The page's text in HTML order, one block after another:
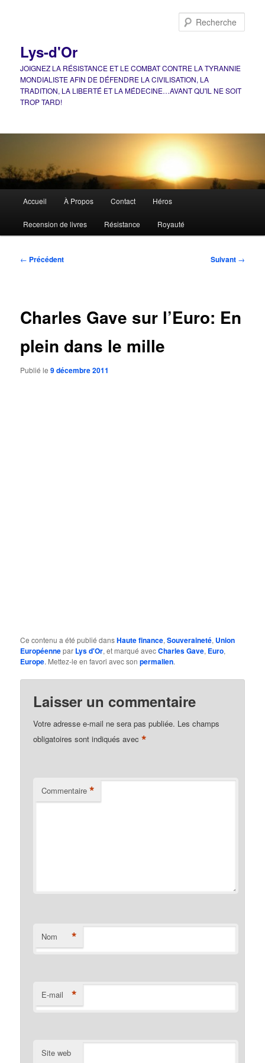
Lys-d'Or
JOIGNEZ LA RÉSISTANCE ET LE COMBAT CONTRE LA TYRANNIE
MONDIALISTE AFIN DE DÉFENDRE LA CIVILISATION, LA
TRADITION, LA LIBERTÉ ET LA MÉDECINE…AVANT QU'IL NE SOIT
TROP TARD!
principal
Accueil À Propos Contact Héros
Recension de livres Résistance Royauté
Navigation
← Précédent Suivant →
Charles Gave sur l’Euro: En
plein dans le mille
Publié le9 décembre 2011
Ce contenu a été publié dansHaute finance,Souveraineté, Union
Européennepar Lys d'Or, et marqué avecCharles Gave, Euro,
Europe. Mettez-le en favori avec sonpermalien.
Laisser un commentaire
Votre adresse e-mail ne sera pas publiée. Les champs
obligatoires sont indiqués avec*
Commentaire *
Nom *
E-mail *
Site web